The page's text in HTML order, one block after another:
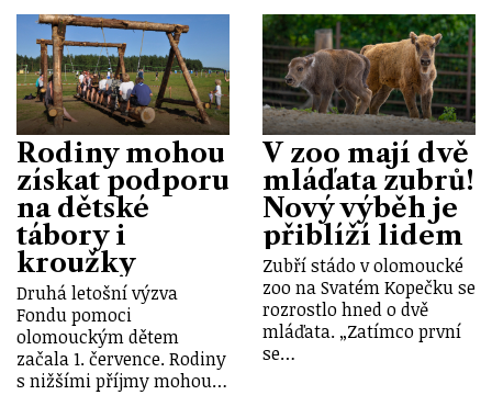
Rodiny mohou
získat podporu
na dětské
tábory i
kroužky
Druhá letošní výzva
Fondu pomoci
olomouckým dětem
začala 1. července. Rodiny
s nižšími příjmy mohou…
V zoo mají dvě
mláďata zubrů!
Nový výběh je
přiblíží lidem
Zubří stádo v olomoucké
zoo na Svatém Kopečku se
rozrostlo hned o dvě
mláďata. „Zatímco první
se…